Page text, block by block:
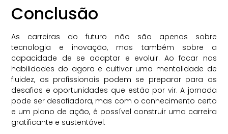
Conclusão
As carreiras do futuro não são apenas sobre
tecnologia e inovação, mas também sobre a
capacidade de se adaptar e evoluir. Ao focar nas
habilidades do agora e cultivar uma mentalidade de
fluidez, os profissionais podem se preparar para os
desafios e oportunidades que estão por vir. A jornada
pode ser desafiadora, mas com o conhecimento certo
e um plano de ação, é possível construir uma carreira
gratificante e sustentável.